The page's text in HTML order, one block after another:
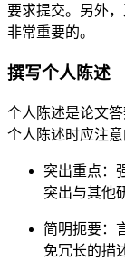
要求提交。另外
非常重要的。
撰写个人陈述
个人陈述是论文
个人陈述时应注意
突出重点：
突出与其他
简明扼要：
免冗长的描